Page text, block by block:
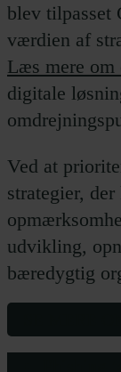
blev tilpasset
værdien af
Læs mere om
digitale
Ved at
strategier,
udvikling,
bæredygtig